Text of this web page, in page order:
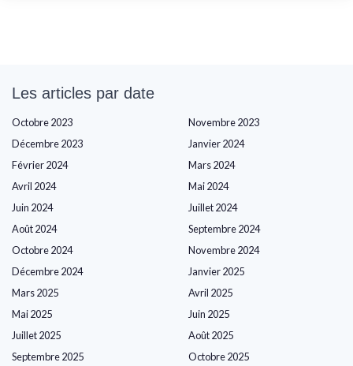
Les articles par date
Octobre 2023
Novembre 2023
Décembre 2023
Janvier 2024
Février 2024
Mars 2024
Avril 2024
Mai 2024
Juin 2024
Juillet 2024
Août 2024
Septembre 2024
Octobre 2024
Novembre 2024
Décembre 2024
Janvier 2025
Mars 2025
Avril 2025
Mai 2025
Juin 2025
Juillet 2025
Août 2025
Septembre 2025
Octobre 2025